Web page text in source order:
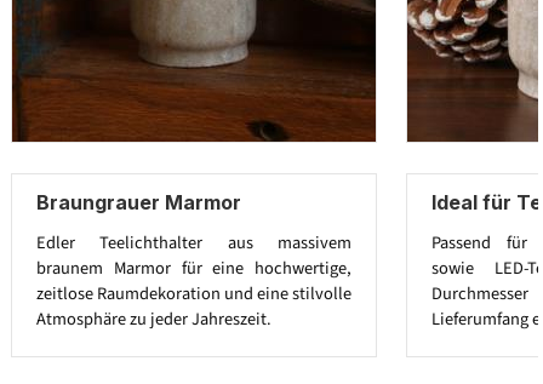
Braungrauer Marmor
Edler Teelichthalter aus massivem
braunem Marmor für eine hochwertige,
zeitlose Raumdekoration und eine stilvolle
Atmosphäre zu jeder Jahreszeit.
Ideal für
Passend für
sowie LED-
Lieferumfang